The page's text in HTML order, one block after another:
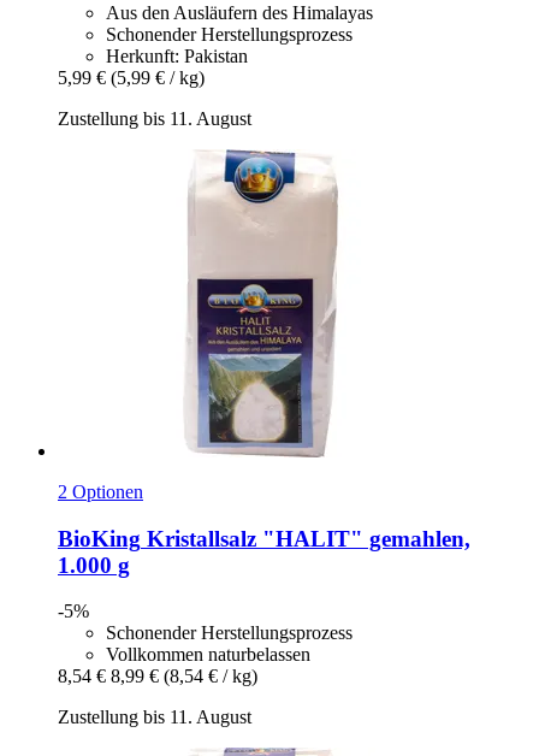
Aus den Ausläufern des Himalayas
Schonender Herstellungsprozess
Herkunft: Pakistan
5,99 € (5,99 € / kg)
Zustellung bis 11. August
2 Optionen
BioKing Kristallsalz "HALIT" gemahlen,
1.000 g
-5%
Schonender Herstellungsprozess
Vollkommen naturbelassen
8,54 € 8,99 € (8,54 € / kg)
Zustellung bis 11. August